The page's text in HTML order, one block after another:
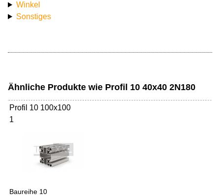
Winkel
Sonstiges
Ähnliche Produkte wie Profil 10 40x40 2N180
Profil 10 100x100
1
Baureihe 10